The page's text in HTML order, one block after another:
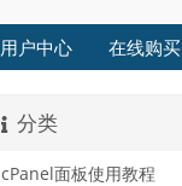
用户中心 在线购买
分类
cPanel面板使用教程